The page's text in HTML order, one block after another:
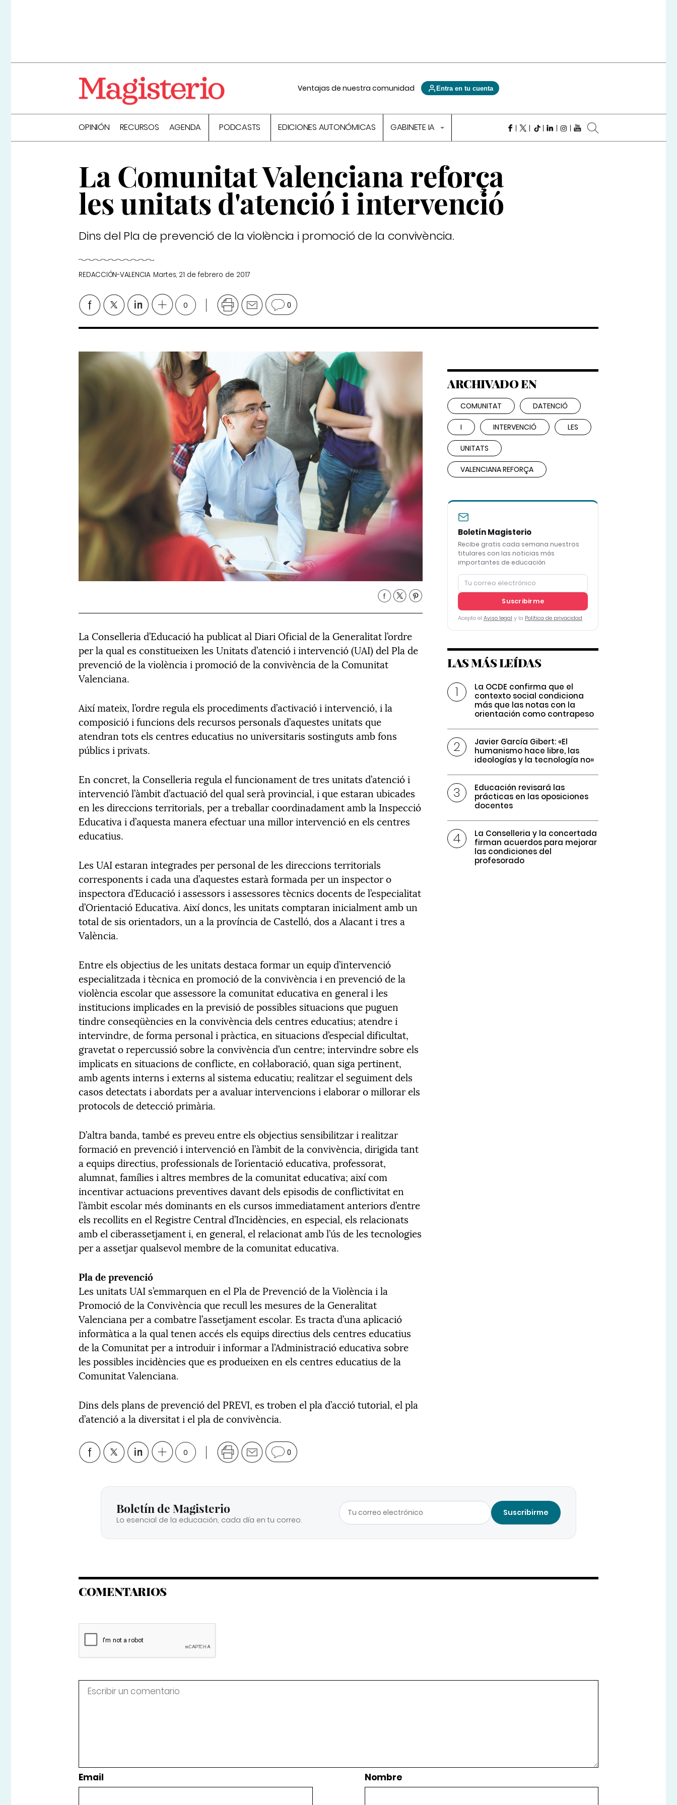
Ventajas de nuestra comunidad Entra en tu cuenta
OPINIÓN RECURSOS AGENDA PODCASTS EDICIONES AUTONÓMICAS GABINETE IA
La Comunitat Valenciana reforça
les unitats d'atenció i intervenció
Dins del Pla de prevenció de la violència i promoció de la convivència.
REDACCIÓN-VALENCIA Martes, 21 de febrero de 2017
0 0
La Conselleria d’Educació ha publicat al Diari Oficial de la Generalitat l’ordre
per la qual es constitueixen les Unitats d’atenció i intervenció (UAI) del Pla de
prevenció de la violència i promoció de la convivència de la Comunitat
Valenciana.
Així mateix, l’ordre regula els procediments d’activació i intervenció, i la
composició i funcions dels recursos personals d’aquestes unitats que
atendran tots els centres educatius no universitaris sostinguts amb fons
públics i privats.
En concret, la Conselleria regula el funcionament de tres unitats d’atenció i
intervenció l’àmbit d’actuació del qual serà provincial, i que estaran ubicades
en les direccions territorials, per a treballar coordinadament amb la Inspecció
Educativa i d’aquesta manera efectuar una millor intervenció en els centres
educatius.
Les UAI estaran integrades per personal de les direccions territorials
corresponents i cada una d’aquestes estarà formada per un inspector o
inspectora d’Educació i assessors i assessores tècnics docents de l’especialitat
d’Orientació Educativa. Així doncs, les unitats comptaran inicialment amb un
total de sis orientadors, un a la província de Castelló, dos a Alacant i tres a
València.
Entre els objectius de les unitats destaca formar un equip d’intervenció
especialitzada i tècnica en promoció de la convivència i en prevenció de la
violència escolar que assessore la comunitat educativa en general i les
institucions implicades en la previsió de possibles situacions que puguen
tindre conseqüències en la convivència dels centres educatius; atendre i
intervindre, de forma personal i pràctica, en situacions d’especial dificultat,
gravetat o repercussió sobre la convivència d’un centre; intervindre sobre els
implicats en situacions de conflicte, en col·laboració, quan siga pertinent,
amb agents interns i externs al sistema educatiu; realitzar el seguiment dels
casos detectats i abordats per a avaluar intervencions i elaborar o millorar els
protocols de detecció primària.
D’altra banda, també es preveu entre els objectius sensibilitzar i realitzar
formació en prevenció i intervenció en l’àmbit de la convivència, dirigida tant
a equips directius, professionals de l’orientació educativa, professorat,
alumnat, famílies i altres membres de la comunitat educativa; així com
incentivar actuacions preventives davant dels episodis de conflictivitat en
l’àmbit escolar més dominants en els cursos immediatament anteriors d’entre
els recollits en el Registre Central d’Incidències, en especial, els relacionats
amb el ciberassetjament i, en general, el relacionat amb l’ús de les tecnologies
per a assetjar qualsevol membre de la comunitat educativa.
Pla de prevenció
Les unitats UAI s’emmarquen en el Pla de Prevenció de la Violència i la
Promoció de la Convivència que recull les mesures de la Generalitat
Valenciana per a combatre l’assetjament escolar. Es tracta d’una aplicació
informàtica a la qual tenen accés els equips directius dels centres educatius
de la Comunitat per a introduir i informar a l’Administració educativa sobre
les possibles incidències que es produeixen en els centres educatius de la
Comunitat Valenciana.
Dins dels plans de prevenció del PREVI, es troben el pla d’acció tutorial, el pla
d’atenció a la diversitat i el pla de convivència.
0 0
ARCHIVADO EN
COMUNITAT DATENCIÓ
I INTERVENCIÓ LES
UNITATS
VALENCIANA REFORÇA
Boletín Magisterio
Recibe gratis cada semana nuestros
titulares con las noticias más
importantes de educación
Suscribirme
Acepto el Aviso legal y la Política de privacidad
LAS MÁS LEÍDAS
La OCDE confirma que el
contexto social condiciona
más que las notas con la
orientación como contrapeso
Javier García Gibert: «El
humanismo hace libre, las
ideologías y la tecnología no»
Educación revisará las
prácticas en las oposiciones
docentes
La Conselleria y la concertada
firman acuerdos para mejorar
las condiciones del
profesorado
Boletín de Magisterio
Lo esencial de la educación, cada día en tu correo.
Suscribirme
COMENTARIOS
Email Nombre